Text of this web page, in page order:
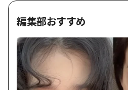
編集部おすすめ